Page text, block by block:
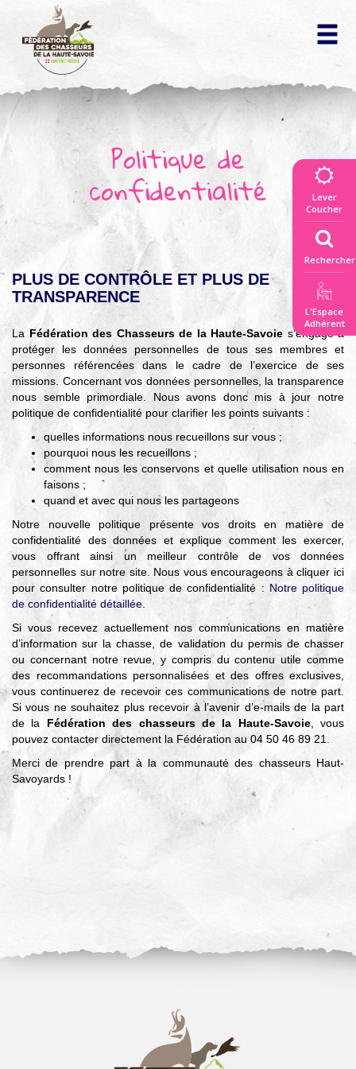
La fédération
des chasseurs
Vivre la nature
▼
Connaitre
▼
Répertoire
des actes officiels
Découvrir la faune
et les territoires
▼
Agir
pour l’environnement
Je veux devenir chasseur
▼
Je suis chasseur
▼
Je valide mon permis
Lever
Coucher
Rechercher
L'Espace
Adhérent
Politique de
confidentialité
PLUS DE CONTRÔLE ET PLUS DE
TRANSPARENCE
La Fédération des Chasseurs de la Haute-Savoie s’engage à
protéger les données personnelles de tous ses membres et
personnes référencées dans le cadre de l’exercice de ses
missions. Concernant vos données personnelles, la transparence
nous semble primordiale. Nous avons donc mis à jour notre
politique de confidentialité pour clarifier les points suivants :
quelles informations nous recueillons sur vous ;
pourquoi nous les recueillons ;
comment nous les conservons et quelle utilisation nous en
faisons ;
quand et avec qui nous les partageons
Notre nouvelle politique présente vos droits en matière de
confidentialité des données et explique comment les exercer,
vous offrant ainsi un meilleur contrôle de vos données
personnelles sur notre site. Nous vous encourageons à cliquer ici
pour consulter notre politique de confidentialité : Notre politique
de confidentialité détaillée.
Si vous recevez actuellement nos communications en matière
d’information sur la chasse, de validation du permis de chasser
ou concernant notre revue, y compris du contenu utile comme
des recommandations personnalisées et des offres exclusives,
vous continuerez de recevoir ces communications de notre part.
Si vous ne souhaitez plus recevoir à l’avenir d’e-mails de la part
de la Fédération des chasseurs de la Haute-Savoie, vous
pouvez contacter directement la Fédération au 04 50 46 89 21.
Merci de prendre part à la communauté des chasseurs Haut-
Savoyards !